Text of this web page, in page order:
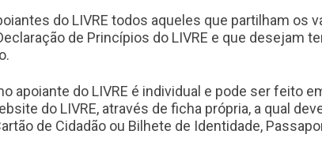
do LIVRE todos aqueles que partilham os
de Princípios do LIVRE e que desejam
apoiante do LIVRE é individual e pode ser feito
do LIVRE, através de ficha própria, a qual
de Cidadão ou Bilhete de Identidade,